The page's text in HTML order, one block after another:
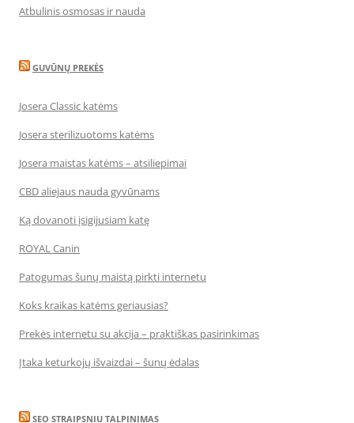
Atbulinis osmosas ir nauda
GUVŪNŲ PREKĖS
Josera Classic katėms
Josera sterilizuotoms katėms
Josera maistas katėms – atsiliepimai
CBD aliejaus nauda gyvūnams
Ką dovanoti įsigijusiam katę
ROYAL Canin
Patogumas šunų maistą pirkti internetu
Koks kraikas katėms geriausias?
Prekės internetu su akcija – praktiškas pasirinkimas
Įtaka keturkojų išvaizdai – šunų ėdalas
SEO STRAIPSNIU TALPINIMAS